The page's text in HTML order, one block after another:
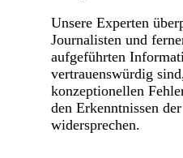
Unsere Experten
Journalisten und
aufgeführten
vertrauenswürdig
konzeptionellen
den Erkenntnissen
widersprechen.